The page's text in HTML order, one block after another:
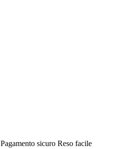
Pagamento sicuro Reso facile